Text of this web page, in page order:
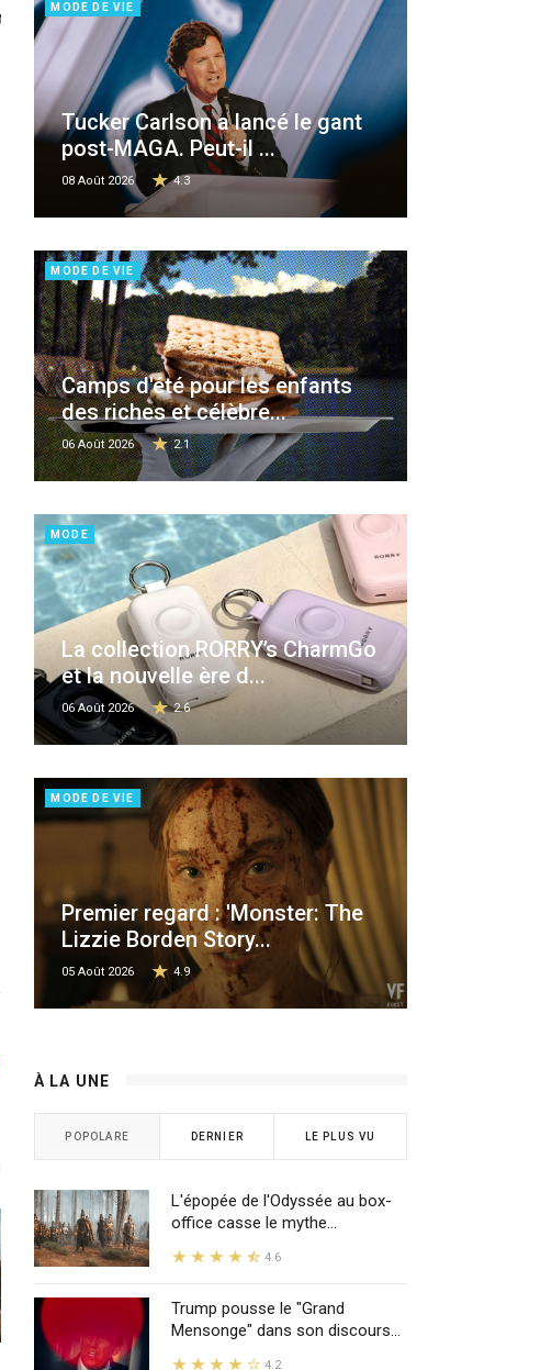
MODE DE VIE
Tucker Carlson a lancé le gant
post-MAGA. Peut-il ...
08 Août 2026 4.3
MODE DE VIE
Camps d'été pour les enfants
des riches et célèbre...
06 Août 2026 2.1
MODE
La collection RORRY’s CharmGo
et la nouvelle ère d...
06 Août 2026 2.6
MODE DE VIE
Premier regard : 'Monster: The
Lizzie Borden Story...
05 Août 2026 4.9
À LA UNE
POPOLARE DERNIER LE PLUS VU
L'épopée de l'Odyssée au box-
office casse le mythe...
4.6
Trump pousse le "Grand
Mensonge" dans son discours...
4.2